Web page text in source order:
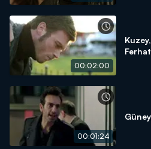
00:02:00
00:01:24